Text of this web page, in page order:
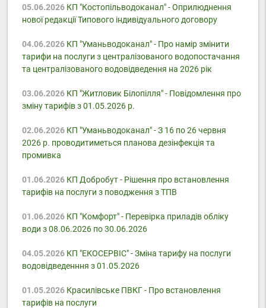
05.06.2026КП "Костопільводоканал" - Оприлюднення
нової редакції Типового індивідуального договору
04.06.2026КП "Уманьводоканал" - Про намір змінити
тарифи на послуги з централізованого водопостачання
та централізованого водовідведення на 2026 рік
03.06.2026КП "Житловик Білопілля" - Повідомлення про
зміну тарифів з 01.05.2026 р.
02.06.2026КП "Уманьводоканал" - З 16 по 26 червня
2026 р. проводитиметься планова дезінфекція та
промивка
01.06.2026КП Добробут - Pішення про встановлення
тарифів на послуги з поводження з ТПВ
01.06.2026КП "Комфорт" - Перевірка приладів обліку
води з 08.06.2026 по 30.06.2026
04.05.2026КП "ЕКОСЕРВІС" - Зміна тарифу на послуги
водовідведенння з 01.05.2026
01.05.2026Красилівське ПВКГ - Про встановлення
тарифів на послуги